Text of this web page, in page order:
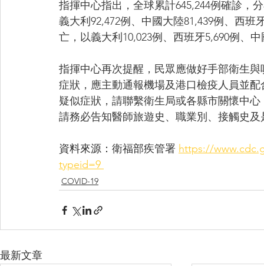
指揮中心指出，全球累計645,244例確診，
義大利92,472例、中國大陸81,439例、西班
亡，以義大利10,023例、西班牙5,690例、
指揮中心再次提醒，民眾應做好手部衛生
症狀，應主動通報機場及港口檢疫人員並
疑似症狀，請聯繫衛生局或各縣市關懷中
請務必告知醫師旅遊史、職業別、接觸史
資料來源：衛福部疾管署 https://
typeid=9
COVID-19
最新文章